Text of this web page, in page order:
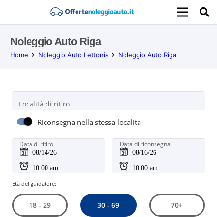
Noleggio Auto Riga
Home Noleggio Auto Lettonia Noleggio Auto Riga
Località di ritiro
Riconsegna nella stessa località
Data di ritiro Data di riconsegna
Età del guidatore:
18 - 29 30 - 69 70+